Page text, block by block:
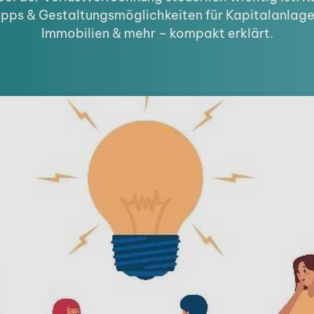
& Gestaltungsmöglichkeiten für
Immobilien & mehr – kompakt erklärt.